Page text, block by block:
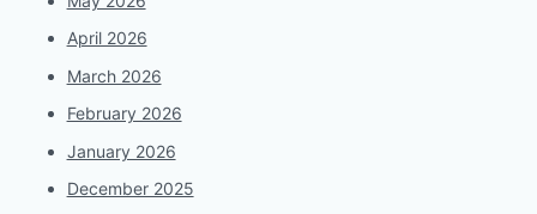
April 2026
March 2026
February 2026
January 2026
December 2025